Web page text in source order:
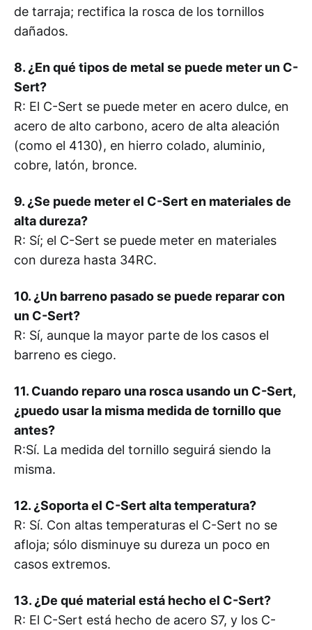
de tarraja; rectifica la rosca de los tornillos
dañados.
8. ¿En qué tipos de metal se puede meter un C-
Sert?
R: El C-Sert se puede meter en acero dulce, en
acero de alto carbono, acero de alta aleación
(como el 4130), en hierro colado, aluminio,
cobre, latón, bronce.
9. ¿Se puede meter el C-Sert en materiales de
alta dureza?
R: Sí; el C-Sert se puede meter en materiales
con dureza hasta 34RC.
10. ¿Un barreno pasado se puede reparar con
un C-Sert?
R: Sí, aunque la mayor parte de los casos el
barreno es ciego.
11. Cuando reparo una rosca usando un C-Sert,
¿puedo usar la misma medida de tornillo que
antes?
R:Sí. La medida del tornillo seguirá siendo la
misma.
12. ¿Soporta el C-Sert alta temperatura?
R: Sí. Con altas temperaturas el C-Sert no se
afloja; sólo disminuye su dureza un poco en
casos extremos.
13. ¿De qué material está hecho el C-Sert?
R: El C-Sert está hecho de acero S7, y los C-